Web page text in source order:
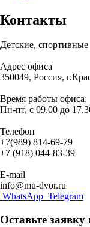
Контакты
Детские,
Адрес офиса
350049, Россия,
Время работы офиса:
Пн-пт, с 09.00 до
Телефон
+7(989) 814-69-79
+7 (918) 044-83-39
E-mail
info@mu-dvor.ru
WhatsApp Telegram
Оставьте заявку